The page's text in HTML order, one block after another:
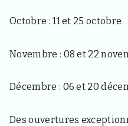
i
n
,
s
Octobre : 11 et 25 octobre
Novembre : 08 et 22
Décembre : 06 et 20
Des ouvertures